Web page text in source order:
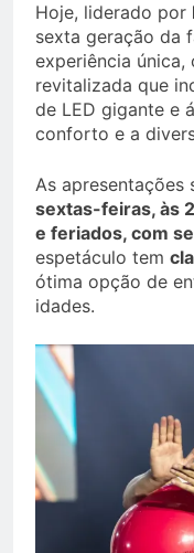
Hoje, liderado por
sexta geração da
experiência única,
revitalizada que
de LED gigante e
conforto e a
As apresentações
sextas-feiras, às
e feriados, com
espetáculo tem
ótima opção de
idades.